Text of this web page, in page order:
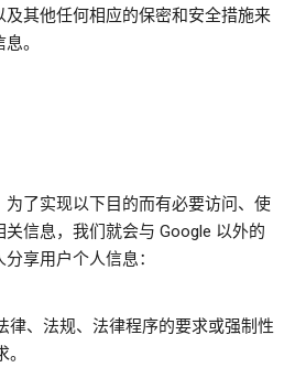
及其他任何相应的保密和安全措施来
。
为了实现以下目的而有必要访问、使
关信息，我们就会与 Google 以外的
享用户个人信息：
律、法规、法律程序的要求或强制性